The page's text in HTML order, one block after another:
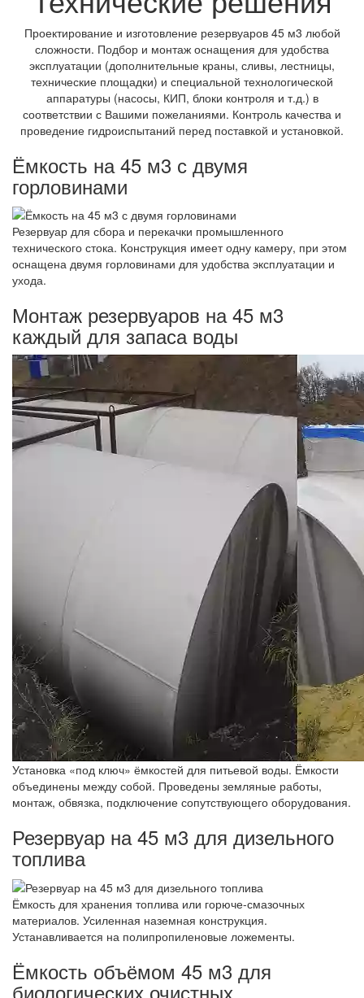
Проектирование и изготовление резервуаров 45 м3 любой
сложности. Подбор и монтаж оснащения для удобства
эксплуатации (дополнительные краны, сливы, лестницы,
технические площадки) и специальной технологической
аппаратуры (насосы, КИП, блоки контроля и т.д.) в
соответствии с Вашими пожеланиями. Контроль качества и
проведение гидроиспытаний перед поставкой и установкой.
Ёмкость на 45 м3 с двумя
горловинами
Резервуар для сбора и перекачки промышленного
технического стока. Конструкция имеет одну камеру, при этом
оснащена двумя горловинами для удобства эксплуатации и
ухода.
Монтаж резервуаров на 45 м3
каждый для запаса воды
Установка «под ключ» ёмкостей для питьевой воды. Ёмкости
объединены между собой. Проведены земляные работы,
монтаж, обвязка, подключение сопутствующего оборудования.
Резервуар на 45 м3 для дизельного
топлива
Ёмкость для хранения топлива или горюче-смазочных
материалов. Усиленная наземная конструкция.
Устанавливается на полипропиленовые ложементы.
Ёмкость объёмом 45 м3 для
биологических очистных